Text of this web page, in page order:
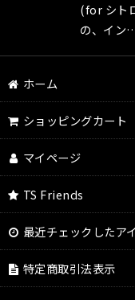
(for シト
の、イン
ホーム
ショッピングカート
マイページ
TS Friends
最近チェックしたア
特定商取引法表示